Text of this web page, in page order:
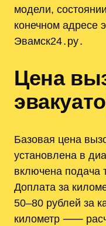
модели,
конечном адресе
Эвамск24․ру․
Цена
Базовая цена
установлена в
включена подача
Доплата за
50–80 рублей за
километр ⸺